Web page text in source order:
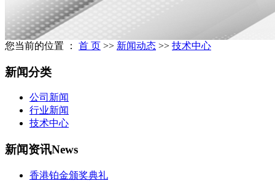
您当前的位置 ： 首 页 >> 新闻动态 >> 技术中心
新闻分类
公司新闻
行业新闻
技术中心
新闻资讯News
香港铂金颁奖典礼